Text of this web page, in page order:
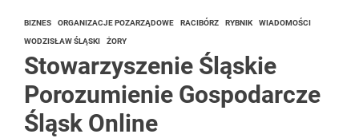
BIZNES ORGANIZACJE POZARZĄDOWE RACIBÓRZ RYBNIK WIADOMOŚCI
WODZISŁAW ŚLĄSKI ŻORY
Stowarzyszenie Śląskie
Porozumienie Gospodarcze
Śląsk Online